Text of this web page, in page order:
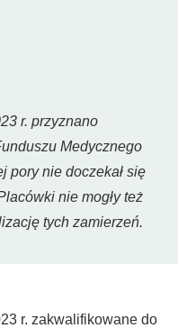
r. przyznano
Medycznego
pory nie doczekał się
nie mogły też
tych zamierzeń.
r. zakwalifikowane do